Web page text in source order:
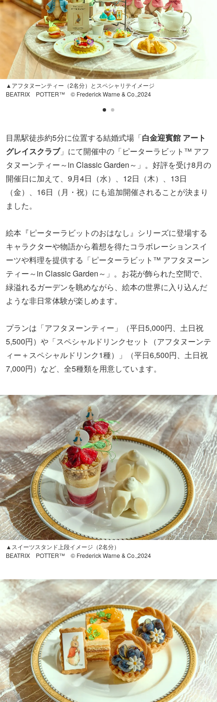
▲アフタヌーンティー（2名分）とスペシャリテイメージ
BEATRIX POTTER™ © Frederick Warne & Co.,2024
目黒駅徒歩約5分に位置する結婚式場「白金迎賓館 アート
グレイスクラブ」にて開催中の「ピーターラビット™ アフ
タヌーンティー～in Classic Garden～」。好評を受け8月の
開催日に加えて、9月4日（水）、12日（木）、13日
（金）、16日（月・祝）にも追加開催されることが決まり
ました。
絵本『ピーターラビットのおはなし』シリーズに登場する
キャラクターや物語から着想を得たコラボレーションスイ
ーツや料理を提供する「ピーターラビット™ アフタヌーン
ティー～in Classic Garden～」。お花が飾られた空間で、
緑溢れるガーデンを眺めながら、絵本の世界に入り込んだ
ような非日常体験が楽しめます。
プランは「アフタヌーンティー」（平日5,000円、土日祝
5,500円）や「スペシャルドリンクセット（アフタヌーンテ
ィー＋スペシャルドリンク1種）」（平日6,500円、土日祝
7,000円）など、全5種類を用意しています。
▲スイーツスタンド上段イメージ（2名分）
BEATRIX POTTER™ © Frederick Warne & Co.,2024